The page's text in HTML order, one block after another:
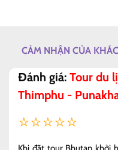
CẢM NHẬN CỦA
Đánh giá: Tour du
Thimphu -
⭐⭐⭐⭐⭐